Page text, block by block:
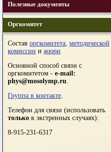
Полезные документы
Оргкомитет
Состав оргкомитета, методической
комиссии и жюри
Основной способ связи с
оргкомитетом - e-mail:
phys@mosolymp.ru.
Группа в контакте.
Телефон для связи (использовать
только в экстренных случаях):
8-915-231-6317